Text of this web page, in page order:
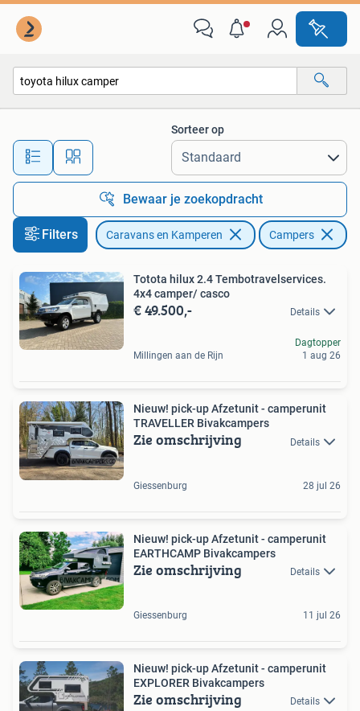
Alle afstanden…
Sorteer op
Bewaar je zoekopdracht
Filters Caravans en Kamperen Campers
Totota hilux 2.4 Tembotravelservices.
4x4 camper/ casco
€ 49.500,- Details
Millingen aan de Rijn
Dagtopper
1 aug 26
Nieuw! pick-up Afzetunit - camperunit
TRAVELLER Bivakcampers
Zie omschrijving Details
Giessenburg 28 jul 26
Nieuw! pick-up Afzetunit - camperunit
EARTHCAMP Bivakcampers
Zie omschrijving Details
Giessenburg 11 jul 26
Nieuw! pick-up Afzetunit - camperunit
EXPLORER Bivakcampers
Zie omschrijving Details